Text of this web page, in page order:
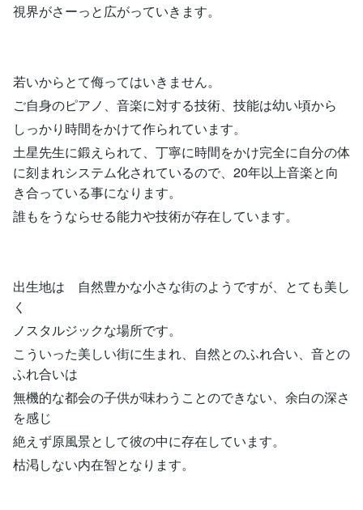
視界がさーっと広がっていきます。
若いからとて侮ってはいきません。
ご自身のピアノ、音楽に対する技術、技能は幼い頃から
しっかり時間をかけて作られています。
土星先生に鍛えられて、丁寧に時間をかけ完全に自分の体
に刻まれシステム化されているので、20年以上音楽と向
き合っている事になります。
誰もをうならせる能力や技術が存在しています。
出生地は 自然豊かな小さな街のようですが、とても美し
く
ノスタルジックな場所です。
こういった美しい街に生まれ、自然とのふれ合い、音との
ふれ合いは
無機的な都会の子供が味わうことのできない、余白の深さ
を感じ
絶えず原風景として彼の中に存在しています。
枯渇しない内在智となります。